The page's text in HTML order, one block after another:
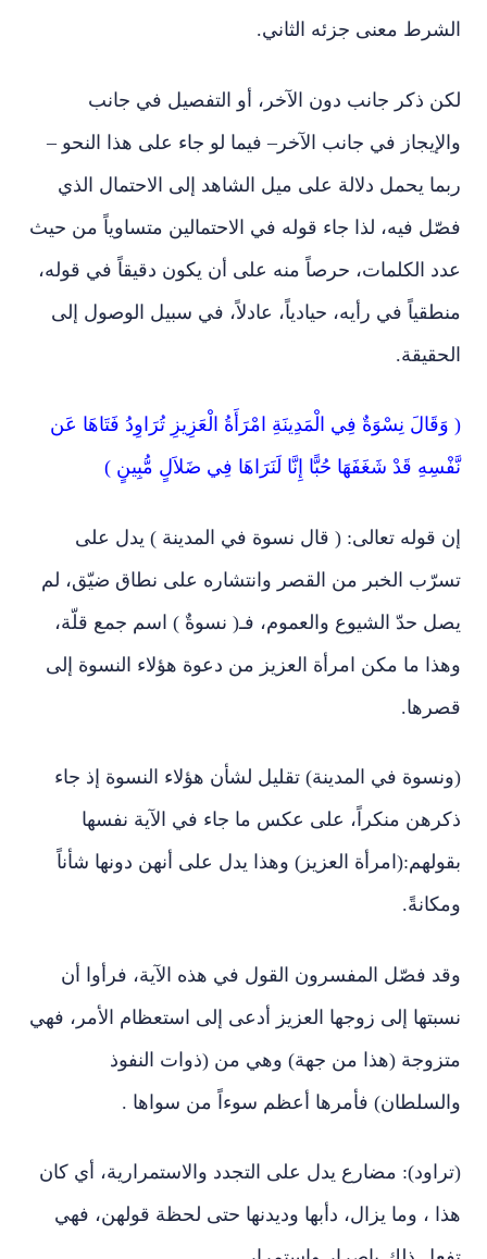
الشرط معنى جزئه الثاني.
لكن ذكر جانب دون الآخر، أو التفصيل في جانب
والإيجاز في جانب الآخر– فيما لو جاء على هذا النحو –
ربما يحمل دلالة على ميل الشاهد إلى الاحتمال الذي
فصّل فيه، لذا جاء قوله في الاحتمالين متساوياً من حيث
عدد الكلمات، حرصاً منه على أن يكون دقيقاً في قوله،
منطقياً في رأيه، حيادياً، عادلاً، في سبيل الوصول إلى
الحقيقة.
( وَقَالَ نِسْوَةٌ فِي الْمَدِينَةِ امْرَأَةُ الْعَزِيزِ تُرَاوِدُ فَتَاهَا عَن
نَّفْسِهِ قَدْ شَغَفَهَا حُبًّا إِنَّا لَنَرَاهَا فِي ضَلاَلٍ مُّبِينٍ )
إن قوله تعالى: ( قال نسوة في المدينة ) يدل على
تسرّب الخبر من القصر وانتشاره على نطاق ضيّق، لم
يصل حدّ الشيوع والعموم، فـ( نسوةٌ ) اسم جمع قلّة،
وهذا ما مكن امرأة العزيز من دعوة هؤلاء النسوة إلى
قصرها.
(ونسوة في المدينة) تقليل لشأن هؤلاء النسوة إذ جاء
ذكرهن منكراً، على عكس ما جاء في الآية نفسها
بقولهم:(امرأة العزيز) وهذا يدل على أنهن دونها شأناً
ومكانةً.
وقد فصّل المفسرون القول في هذه الآية، فرأوا أن
نسبتها إلى زوجها العزيز أدعى إلى استعظام الأمر، فهي
متزوجة (هذا من جهة) وهي من (ذوات النفوذ
والسلطان) فأمرها أعظم سوءاً من سواها .
(تراود): مضارع يدل على التجدد والاستمرارية، أي كان
هذا ، وما يزال، دأبها وديدنها حتى لحظة قولهن، فهي